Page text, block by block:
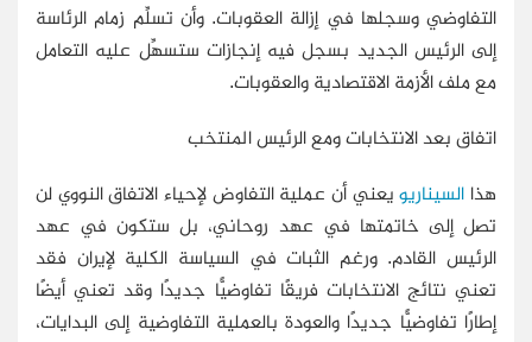
التفاوضي وسجلها في إزالة العقوبات. وأن تسلِّم زمام الرئاسة
إلى الرئيس الجديد بسجل فيه إنجازات ستسهِّل عليه التعامل
مع ملف الأزمة الاقتصادية والعقوبات.
اتفاق بعد الانتخابات ومع الرئيس المنتخب
هذا السيناريويعني أن عملية التفاوض لإحياء الاتفاق النووي لن
تصل إلى خاتمتها في عهد روحاني، بل ستكون في عهد
الرئيس القادم. ورغم الثبات في السياسة الكلية لإيران فقد
تعني نتائج الانتخابات فريقًا تفاوضيًّا جديدًا وقد تعني أيضًا
إطارًا تفاوضيًّا جديدًا والعودة بالعملية التفاوضية إلى البدايات،